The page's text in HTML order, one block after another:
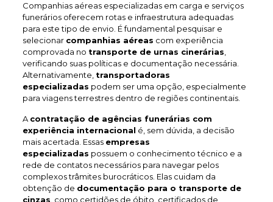
Companhias aéreas especializadas em carga e serviços
funerários oferecem rotas e infraestrutura adequadas
para este tipo de envio. É fundamental pesquisar e
selecionar companhias aéreas com experiência
comprovada no transporte de urnas cinerárias
verificando suas políticas e documentação necessária.
Alternativamente, transportadoras
especializadas podem ser uma opção, especialmente
para viagens terrestres dentro de regiões continentais.
A contratação de agências funerárias com
experiência internacional é, sem dúvida, a decisão
mais acertada. Essas empresas
especializadas possuem o conhecimento técnico e a
rede de contatos necessários para navegar pelos
complexos trâmites burocráticos. Elas cuidam da
obtenção de documentação para o transporte de
cinzas , como certidões de óbito, certificados de